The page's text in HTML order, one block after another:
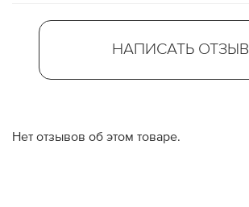
НАПИСАТЬ ОТЗЫВ
Нет отзывов об этом товаре.